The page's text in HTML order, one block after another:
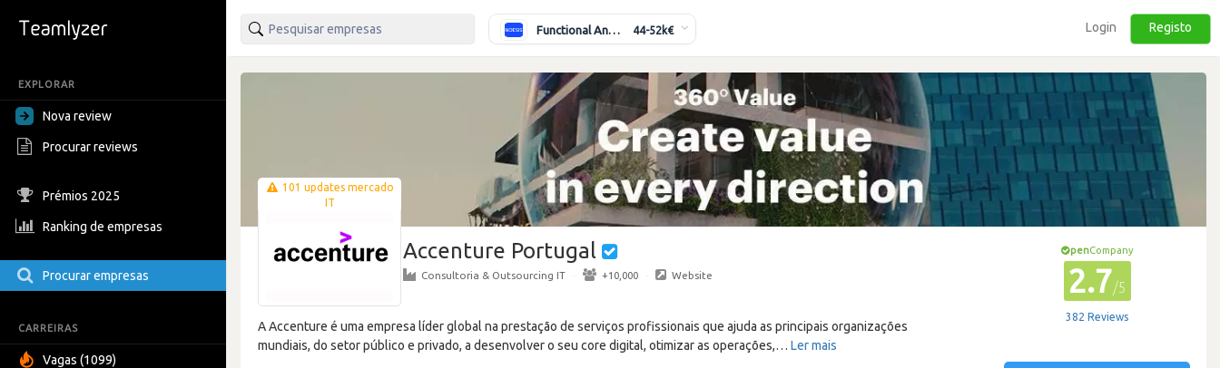
EXPLORAR
Nova review
Procurar reviews
Prémios 2025
Ranking de empresas
Procurar empresas
CARREIRAS
Vagas (1099)
Functional Analyst (Banking) 44-52k€ Login Registo
101 updates mercado
IT
Accenture Portugal
Consultoria & Outsourcing IT · +10,000 · Website
A Accenture é uma empresa líder global na prestação de serviços profissionais que ajuda as principais organizações
mundiais, do setor público e privado, a desenvolver o seu core digital, otimizar as operações,… Ler mais
penCompany
2.7/5
382 Reviews